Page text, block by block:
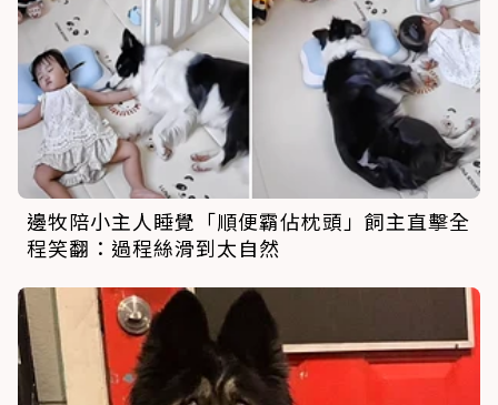
邊牧陪小主人睡覺「順便霸佔枕頭」飼主直擊全
程笑翻：過程絲滑到太自然